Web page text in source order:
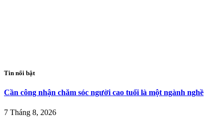
Tin nổi bật
Cần công nhận chăm sóc người cao tuổi là một ngành nghề
7 Tháng 8, 2026